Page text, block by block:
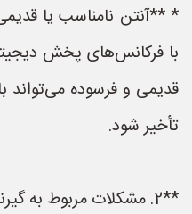
* **آنتن نامناسب یا
قدیمی و فرسوده می‌تواند
تأخیر شود.
**2. مشکلات مربوط به گیرنده دیجیتال (ستاپ‌باکس):**